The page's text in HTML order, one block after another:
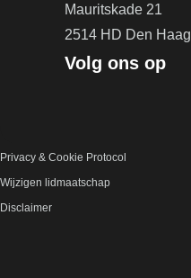
Mauritskade 21
2514 HD Den Haag
Volg ons op
Privacy & Cookie Protocol
Wijzigen lidmaatschap
Disclaimer